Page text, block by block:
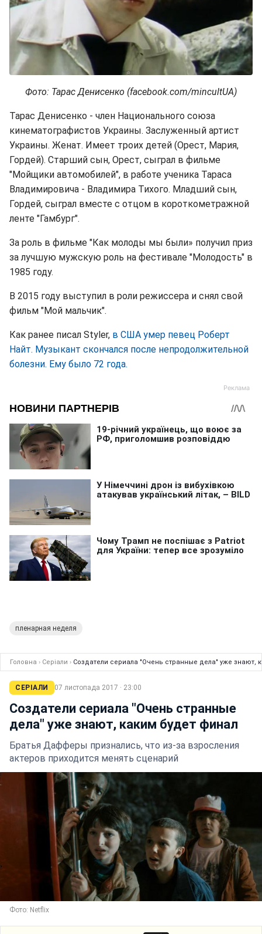
Фото: Тарас Денисенко (facebook.com/mincultUA)
Тарас Денисенко - член Национального союза
кинематографистов Украины. Заслуженный артист
Украины. Женат. Имеет троих детей (Орест, Мария,
Гордей). Старший сын, Орест, сыграл в фильме
"Мойщики автомобилей", в работе ученика Тараса
Владимировича - Владимира Тихого. Младший сын,
Гордей, сыграл вместе с отцом в короткометражной
ленте "Гамбург".
За роль в фильме "Как молоды мы были» получил приз
за лучшую мужскую роль на фестивале "Молодость" в
1985 году.
В 2015 году выступил в роли режиссера и снял свой
фильм "Мой мальчик".
Как ранее писал Styler, в США умер певец Роберт
Найт. Музыкант скончался после непродолжительной
болезни. Ему было 72 года.
пленарная неделя
Головна › Серіали › Создатели сериала "Очень странные дела" уже знают,
СЕРІАЛИ 07 листопада 2017 · 23:00
Создатели сериала "Очень странные
дела" уже знают, каким будет финал
Братья Дафферы признались, что из-за взросления
актеров приходится менять сценарий
Фото: Netflix